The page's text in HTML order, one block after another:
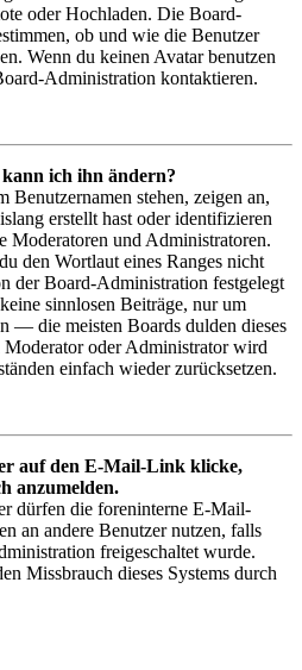
oder Hochladen. Die Board-
ob und wie die Benutzer
Wenn du keinen Avatar benutzen
Administration kontaktieren.
ich ihn ändern?
Benutzernamen stehen, zeigen an,
erstellt hast oder identifizieren
Moderatoren und Administratoren.
den Wortlaut eines Ranges nicht
der Board-Administration festgelegt
sinnlosen Beiträge, nur um
— die meisten Boards dulden dieses
oder Administrator wird
einfach wieder zurücksetzen.
auf den E-Mail-Link klicke,
anzumelden.
dürfen die foreninterne E-Mail-
an andere Benutzer nutzen, falls
freigeschaltet wurde.
Missbrauch dieses Systems durch